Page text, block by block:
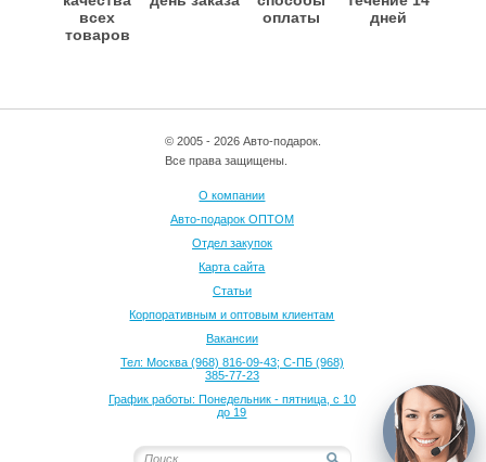
всех
товаров
оплаты
дней
© 2005 - 2026 Авто-подарок.
Все права защищены.
О компании
Авто-подарок ОПТОМ
Отдел закупок
Карта сайта
Статьи
Корпоративным и оптовым клиентам
Вакансии
Тел: Москва (968) 816-09-43; С-ПБ (968)
385-77-23
График работы: Понедельник - пятница, с 10
до 19